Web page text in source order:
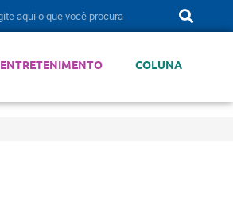
ENTRETENIMENTO COLUNA